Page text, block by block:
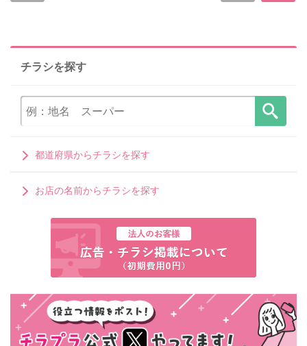
チラシを探す
都道府県からチラシを探す
お店の名前からチラシを探す